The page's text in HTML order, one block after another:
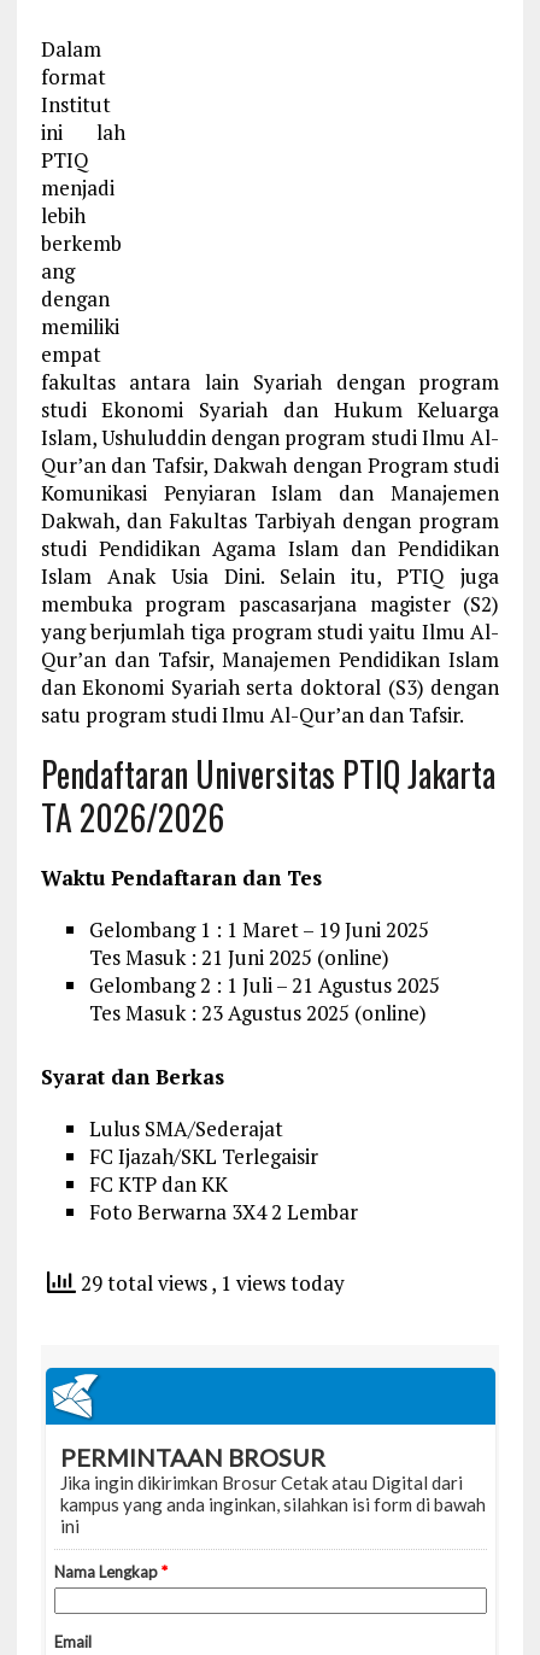
Dalam
format
Institut
ini lah
PTIQ
menjadi
lebih
berkemb
ang
dengan
memiliki
empat
fakultas antara lain Syariah dengan program
studi Ekonomi Syariah dan Hukum Keluarga
Islam, Ushuluddin dengan program studi Ilmu Al-
Qur’an dan Tafsir, Dakwah dengan Program studi
Komunikasi Penyiaran Islam dan Manajemen
Dakwah, dan Fakultas Tarbiyah dengan program
studi Pendidikan Agama Islam dan Pendidikan
Islam Anak Usia Dini. Selain itu, PTIQ juga
membuka program pascasarjana magister (S2)
yang berjumlah tiga program studi yaitu Ilmu Al-
Qur’an dan Tafsir, Manajemen Pendidikan Islam
dan Ekonomi Syariah serta doktoral (S3) dengan
satu program studi Ilmu Al-Qur’an dan Tafsir.
Pendaftaran Universitas PTIQ Jakarta
TA 2026/2026
Waktu Pendaftaran dan Tes
Gelombang 1 : 1 Maret – 19 Juni 2025
Tes Masuk : 21 Juni 2025 (online)
Gelombang 2 : 1 Juli – 21 Agustus 2025
Tes Masuk : 23 Agustus 2025 (online)
Syarat dan Berkas
Lulus SMA/Sederajat
FC Ijazah/SKL Terlegaisir
FC KTP dan KK
Foto Berwarna 3X4 2 Lembar
29 total views, 1 views today